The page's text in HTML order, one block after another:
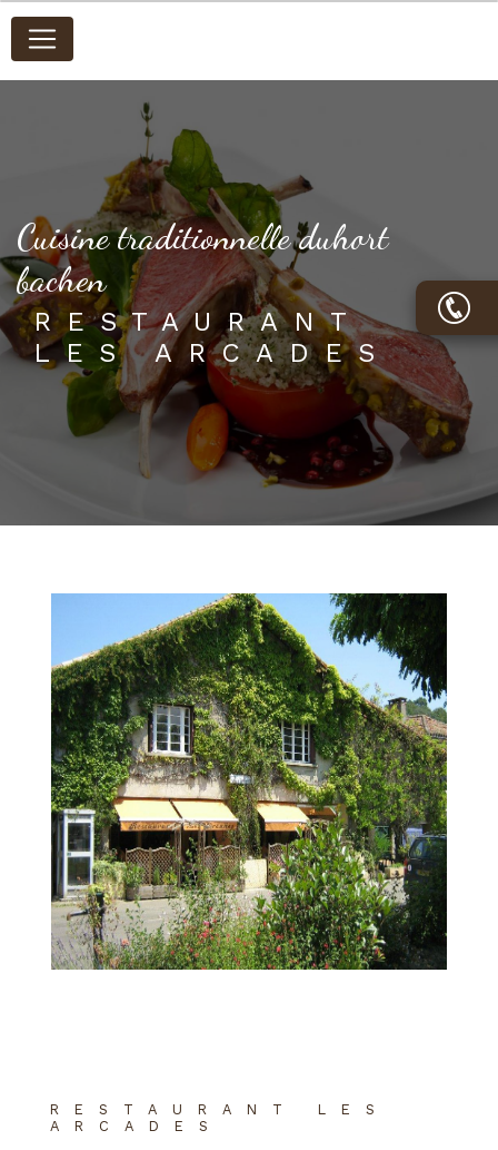
cuisine traditionnelle duhort
bachen
RESTAURANT
LES ARCADES
RESTAURANT LES
ARCADES
Panneau de gestion des cookies